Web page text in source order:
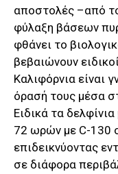
αποστολές –από
φύλαξη βάσεων
φθάνει το
βεβαιώνουν
Καλιφόρνια είναι
όρασή τους μέσα
Ειδικά τα
72 ωρών με C-130
επιδεικνύοντας
σε διάφορα